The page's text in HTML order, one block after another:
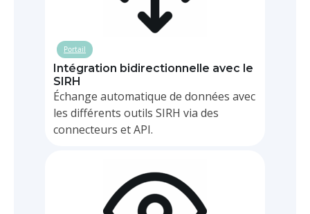
Portail
Intégration bidirectionnelle avec le
SIRH
Échange automatique de données avec
les différents outils SIRH via des
connecteurs et API.